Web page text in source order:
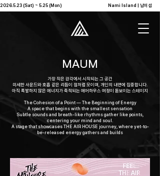
2026.5.23 (Sat) ~ 5.25 (Mon)                                              Nami Island | 남이
MAUM
가장 작은 감각에서 시작되는 그 공간
미세한 사운드와 호흡 같은 리듬이 점처럼 모이며, 개인의 내면에 집중합니다.
아직 폭발하지 않은 에너지가 축적되는 에어하우스 여정이 돋보이는 스테이지
The Cohesion of a Point — The Beginning of Energy
A space that begins with the smallest sensation
Subtle sounds and breath-like rhythms gather like points,
centering your mind and soul.
A stage that showcases THE AIR HOUSE journey, where yet-to-
be-released energy gathers and builds